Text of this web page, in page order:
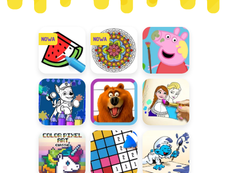
Tap to Color
Mandala
Coloring Book
Malowanie z
Peppą
Kolorowanka
Psi Patrol
Twórcza
zabawa z
Grizzy
Kolorowanka
Kraina Lodu